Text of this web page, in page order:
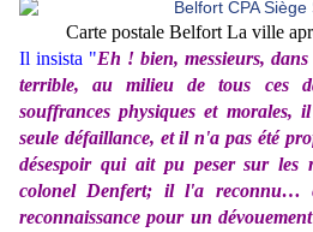
Carte postale Belfort La ville
Il insista "Eh ! bien, messieurs,
terrible, au milieu de tous ces
souffrances physiques et morales,
seule défaillance, et il n'a pas été
désespoir qui ait pu peser sur les
colonel Denfert; il l'a reconnu…
reconnaissance pour un